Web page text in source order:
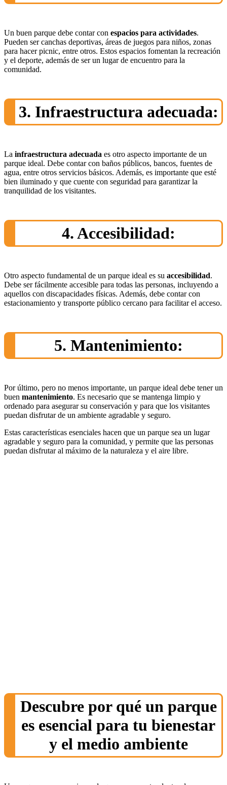
Un buen parque debe contar con espacios para actividades.
Pueden ser canchas deportivas, áreas de juegos para niños, zonas
para hacer picnic, entre otros. Estos espacios fomentan la recreación
y el deporte, además de ser un lugar de encuentro para la
comunidad.
3. Infraestructura adecuada:
La infraestructura adecuada es otro aspecto importante de un
parque ideal. Debe contar con baños públicos, bancos, fuentes de
agua, entre otros servicios básicos. Además, es importante que esté
bien iluminado y que cuente con seguridad para garantizar la
tranquilidad de los visitantes.
4. Accesibilidad:
Otro aspecto fundamental de un parque ideal es su accesibilidad.
Debe ser fácilmente accesible para todas las personas, incluyendo a
aquellos con discapacidades físicas. Además, debe contar con
estacionamiento y transporte público cercano para facilitar el acceso.
5. Mantenimiento:
Por último, pero no menos importante, un parque ideal debe tener un
buen mantenimiento. Es necesario que se mantenga limpio y
ordenado para asegurar su conservación y para que los visitantes
puedan disfrutar de un ambiente agradable y seguro.
Estas características esenciales hacen que un parque sea un lugar
agradable y seguro para la comunidad, y permite que las personas
puedan disfrutar al máximo de la naturaleza y el aire libre.
Descubre por qué un parque
es esencial para tu bienestar
y el medio ambiente